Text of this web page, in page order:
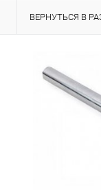
ВЕРНУТЬСЯ В